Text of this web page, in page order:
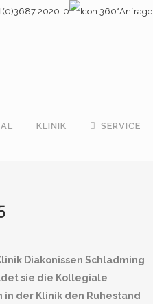
(0)3687 2020-0 Anfrage
KLINIK SERVICE
Diakonissen Schladming
sie die Kollegiale
der Klinik den Ruhestand